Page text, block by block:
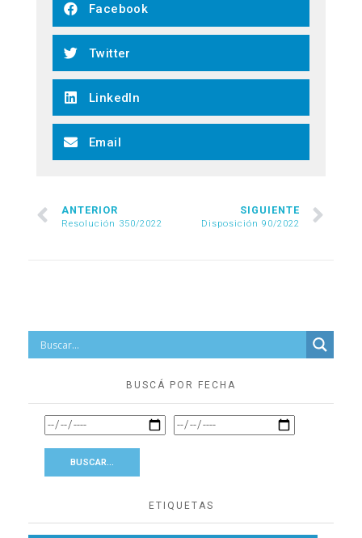
Facebook
Twitter
LinkedIn
Email
ANTERIOR
Resolución 350/2022
SIGUIENTE
Disposición 90/2022
BUSCÁ POR FECHA
ETIQUETAS